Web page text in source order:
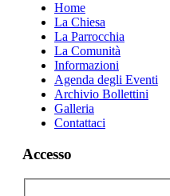
Home
La Chiesa
La Parrocchia
La Comunità
Informazioni
Agenda degli Eventi
Archivio Bollettini
Galleria
Contattaci
Accesso